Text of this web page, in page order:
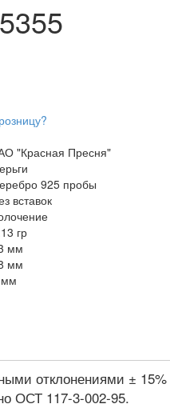
"Красная Пресня"
925 пробы
вставок
гр
мм
мм
отклонениями ± 15%
ОСТ 117-3-002-95.